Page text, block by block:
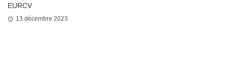
EURCV
13 décembre 2023